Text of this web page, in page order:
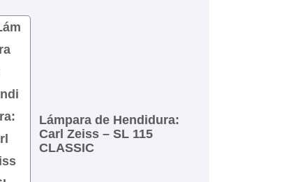
Lámpara de Hendidura:
Carl Zeiss – SL 115
CLASSIC